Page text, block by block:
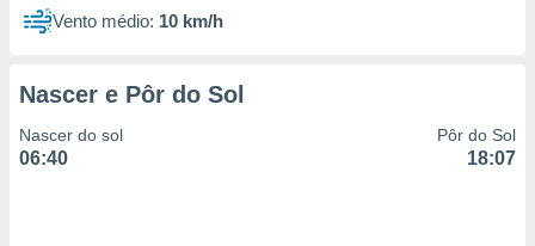
Vento médio: 10 km/h
Nascer e Pôr do Sol
Nascer do sol
06:40
Pôr do Sol
18:07